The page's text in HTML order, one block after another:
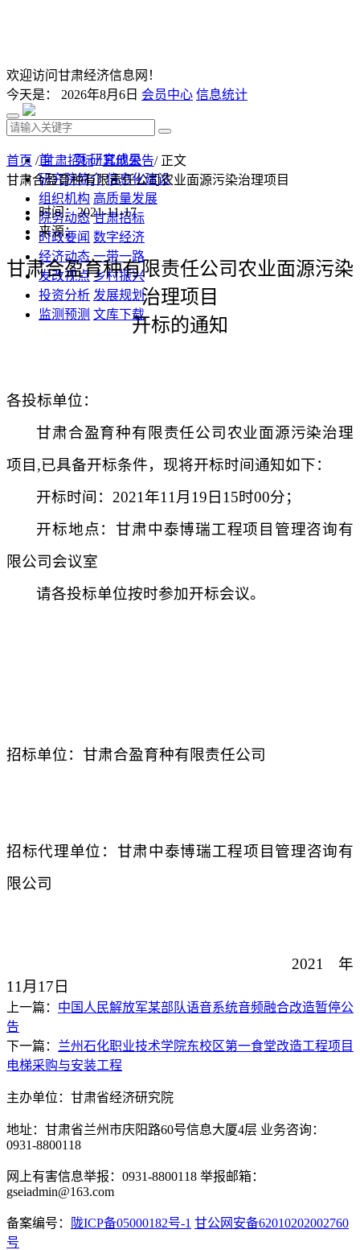
欢迎访问甘肃经济信息网！
今天是： 2026年8月6日 会员中心 信息统计
首 页 研究成果
研究院简介 信息化建设
组织机构 高质量发展
院务动态 甘肃招标
时政要闻 数字经济
经济动态 一带一路
发改视点 乡村振兴
投资分析 发展规划
监测预测 文库下载
首页 /甘肃招标/其他公告/ 正文
甘肃合盈育种有限责任公司农业面源污染治理项目
时间：2021-11-17
来源：
甘肃合盈育种有限责任公司农业面源污染
治理项目
开标的通知
各投标单位：
甘肃合盈育种有限责任公司农业面源污染治理
项目 ,已具备开标条件，现将开标时间通知如下：
开标时间： 2021年11 月 19 日 15时00分；
开标地点：甘肃中泰博瑞工程项目管理咨询有
限公司会议室
请各投标单位按时参加开标会议。
招标单位：甘肃合盈育种有限责任公司
招标代理单位：甘肃中泰博瑞工程项目管理咨询有
限公司
2021
年
11 月 17 日
上一篇： 中国人民解放军某部队语音系统音频融合改造暂停公
告
下一篇： 兰州石化职业技术学院东校区第一食堂改造工程项目
电梯采购与安装工程
主办单位：甘肃省经济研究院
地址：甘肃省兰州市庆阳路60号信息大厦4层 业务咨询：
0931-8800118
网上有害信息举报：0931-8800118 举报邮箱：
gseiadmin@163.com
备案编号： 陇ICP备05000182号-1 甘公网安备62010202002760
号